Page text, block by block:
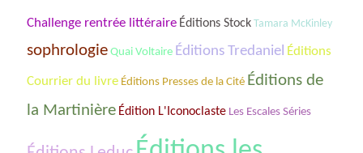
Challenge rentrée littéraire Éditions Stock Tamara McKinley
sophrologie Quai Voltaire Éditions Tredaniel Éditions
Courrier du livre Éditions Presses de la Cité Éditions de
la Martinière Édition L'Iconoclaste Les Escales Séries